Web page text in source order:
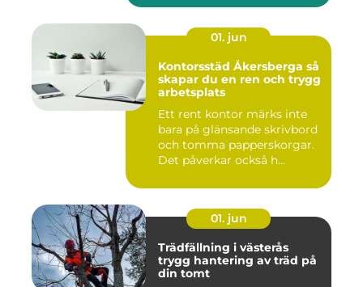
01. jun
Kontorsstäd Åkersberga så
skapar du en ren och trygg
arbetsplats
Ett rent kontor märks inte
bara på glänsande skrivbord
och tomma papperskorgar.
Det påverkar också h...
01. jun
Trädfällning i västerås
trygg hantering av träd på
din tomt